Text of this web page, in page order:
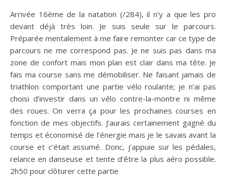
Arrivée 16ème de la natation (/284), il n’y a que les pro
devant déjà très loin. Je suis seule sur le parcours.
Préparée mentalement à me faire remonter car ce type de
parcours ne me correspond pas. Je ne suis pas dans ma
zone de confort mais mon plan est clair dans ma tête. Je
fais ma course sans me démobiliser. Ne faisant jamais de
triathlon comportant une partie vélo roulante; je n’ai pas
choisi d’investir dans un vélo contre-la-montre ni même
des roues. On verra ça pour les prochaines courses en
fonction de mes objectifs. J’aurais certainement gagné du
temps et économisé de l’énergie mais je le savais avant la
course et c’était assumé. Donc, j’appuie sur les pédales,
relance en danseuse et tente d’être la plus aéro possible.
2h50 pour clôturer cette partie